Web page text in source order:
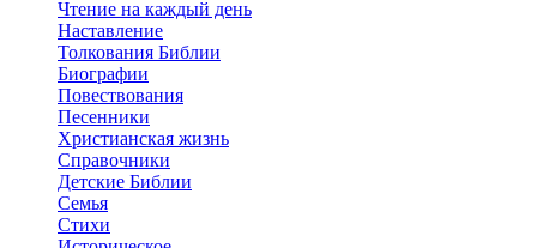
Чтение на каждый день
Наставление
Толкования Библии
Биографии
Повествования
Песенники
Христианская жизнь
Справочники
Детские Библии
Семья
Стихи